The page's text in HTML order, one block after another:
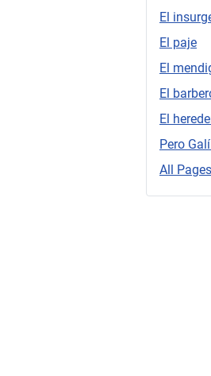
El
El paje
El
El
El
Pero
All Pages